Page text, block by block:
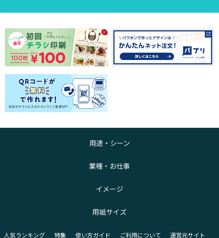
用途・シーン
業種・お仕事
イメージ
用紙サイズ
人気ランキング 特集 使い方ガイド ご利用について 運営元サイト